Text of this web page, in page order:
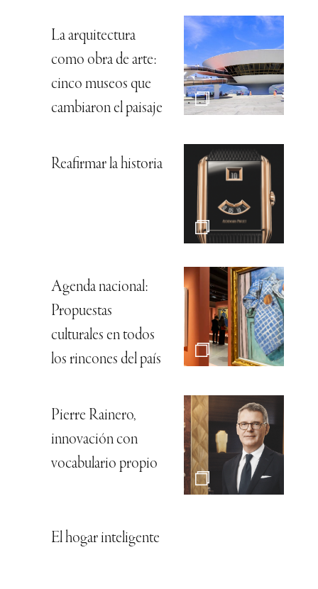
La arquitectura
como obra de arte:
cinco museos que
cambiaron el paisaje
Reafirmar la historia
Agenda nacional:
Propuestas
culturales en todos
los rincones del país
Pierre Rainero,
innovación con
vocabulario propio
El hogar inteligente